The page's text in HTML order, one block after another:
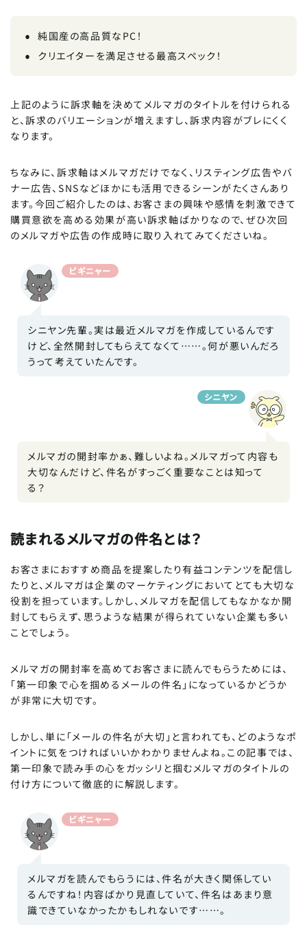
純国産の高品質なPC！
クリエイターを満足させる最高スペック！
上記のように訴求軸を決めてメルマガのタイトルを付けられる
と、訴求のバリエーションが増えますし、訴求内容がブレにくく
なります。
ちなみに、訴求軸はメルマガだけでなく、リスティング広告やバ
ナー広告、SNSなどほかにも活用できるシーンがたくさんあり
ます。今回ご紹介したのは、お客さまの興味や感情を刺激できて
購買意欲を高める効果が高い訴求軸ばかりなので、ぜひ次回
のメルマガや広告の作成時に取り入れてみてくださいね。
ビギニャー
シニヤン先輩。実は最近メルマガを作成しているんです
けど、全然開封してもらえてなくて……。何が悪いんだろ
うって考えていたんです。
シニヤン
メルマガの開封率かぁ、難しいよね。メルマガって内容も
大切なんだけど、件名がすっごく重要なことは知って
る？
読まれるメルマガの件名とは？
お客さまにおすすめ商品を提案したり有益コンテンツを配信し
たりと、メルマガは企業のマーケティングにおいてとても大切な
役割を担っています。しかし、メルマガを配信してもなかなか開
封してもらえず、思うような結果が得られていない企業も多い
ことでしょう。
メルマガの開封率を高めてお客さまに読んでもらうためには、
「第一印象で心を掴めるメールの件名」になっているかどうか
が非常に大切です。
しかし、単に「メールの件名が大切」と言われても、どのようなポ
イントに気をつければいいかわかりませんよね。この記事では、
第一印象で読み手の心をガッシリと掴むメルマガのタイトルの
付け方について徹底的に解説します。
ビギニャー
メルマガを読んでもらうには、件名が大きく関係してい
るんですね！内容ばかり見直していて、件名はあまり意
識できていなかったかもしれないです……。
FIND ARTICLE
SHARE ARTICLE 記事をシェア
この記事をシェアする
Tips
記事内では選択したテキストやクリックし
た画像を簡単にシェアできて便利・・・目
が回ってきたにゃ〜〜